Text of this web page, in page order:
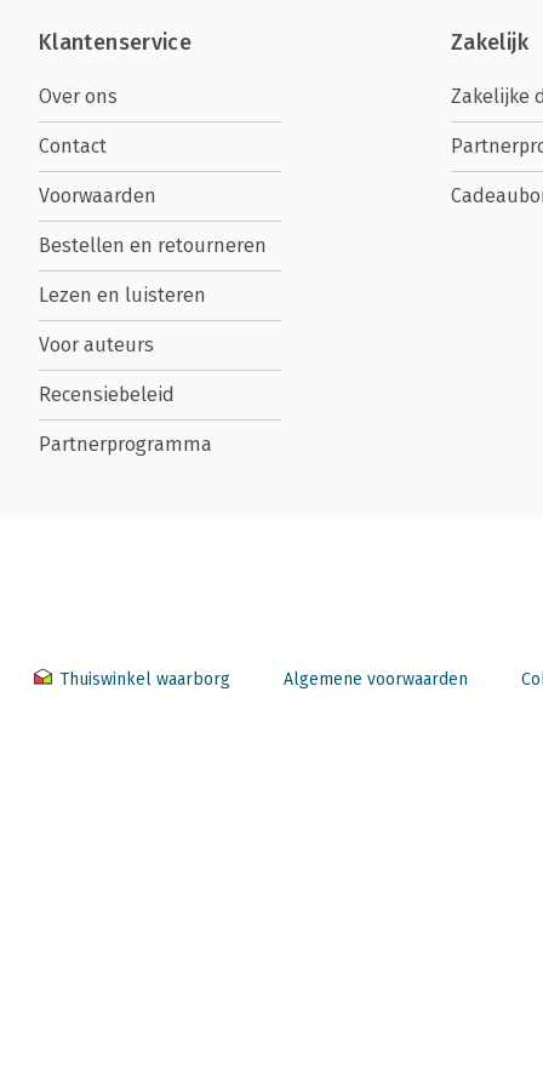
Klantenservice
Over ons
Contact
Voorwaarden
Bestellen en retourneren
Lezen en luisteren
Voor auteurs
Recensiebeleid
Partnerprogramma
Zakelijk
Zakelijke
Thuiswinkel waarborg Algemene voorwaarden